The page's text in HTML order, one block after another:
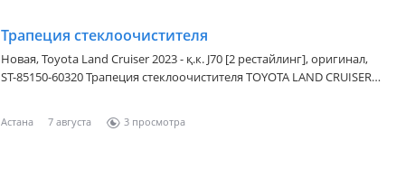
Трапеция стеклоочистителя
Новая,Toyota Land Cruiser 2023 - қ.к. J70 [2 рестайлинг], оригинал,
ST-85150-60320 Трапеция стеклоочистителя TOYOTA LAND CRUISER
Астана 7 августа 3